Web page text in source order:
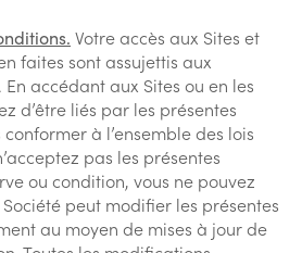
Votre accès aux Sites et
faites sont assujettis aux
accédant aux Sites ou en les
d’être liés par les présentes
à l’ensemble des lois
pas les présentes
ou condition, vous ne pouvez
peut modifier les présentes
au moyen de mises à jour de